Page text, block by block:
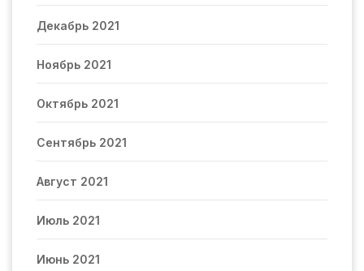
Декабрь 2021
Ноябрь 2021
Октябрь 2021
Сентябрь 2021
Август 2021
Июль 2021
Июнь 2021